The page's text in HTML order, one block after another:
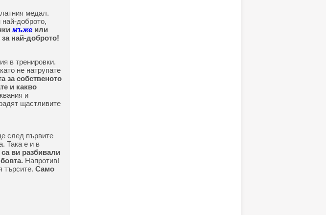
медал.
доброто,
мъжеили
най-доброто!
в тренировки.
не натрупате
за собственото
и какво
и
щастливите
след първите
Така е и в
ви разбивали
Напротив!
търсите. Само